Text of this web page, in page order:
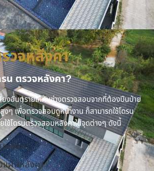
วจหลังคา
น ตรวจหลังคา?
ยงอันตรายให้กับช่างตรวจสอบจากที่ต้องปีนป่าย
ๆ เพื่อตรวจสอบดูหน้างาน ก็สามารถใช้โดรน
ช้โดรนตรวจสอบหลังคาในจุดต่างๆ ดังนี้
หลังคา
แผ่นหลังคา